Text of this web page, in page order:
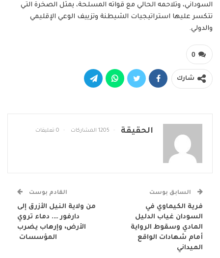
السوداني، وتلاحمه الحالي مع قواته المسلحة، يمثل الصخرة التي
تتكسر عليها استراتيجيات الشيطنة وتزييف الوعي الإقليمي
والدولي.
0
شارك
الحقيقة 1205 المشاركات 0 تعليقات
السابق بوست
فرية الكيماوي في
السودان غياب الدليل
المادي وسقوط الرواية
أمام شهادات الواقع
الميداني
القادم بوست
من ولاية النيل الأزرق إلى
دارفور …. دماء تروي
الأرض، وإرهاب يضرب
المؤسسات ​